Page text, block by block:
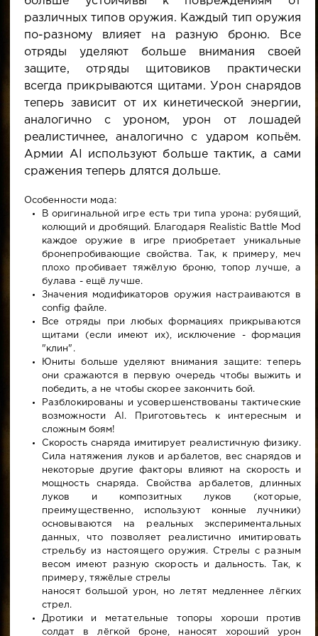
различных типов оружия. Каждый тип оружия
по-разному влияет на разную броню. Все
отряды уделяют больше внимания своей
защите, отряды щитовиков практически
всегда прикрываются щитами. Урон снарядов
теперь зависит от их кинетической энергии,
аналогично с уроном, урон от лошадей
реалистичнее, аналогично с ударом копьём.
Армии AI используют больше тактик, а сами
сражения теперь длятся дольше.
Особенности мода:
В оригинальной игре есть три типа урона: рубящий,
колющий и дробящий. Благодаря Realistic Battle Mod
каждое оружие в игре приобретает уникальные
бронепробивающие свойства. Так, к примеру, меч
плохо пробивает тяжёлую броню, топор лучше, а
булава - ещё лучше.
Значения модификаторов оружия настраиваются в
config файле.
Все отряды при любых формациях прикрываются
щитами (если имеют их), исключение - формация
"клин".
Юниты больше уделяют внимания защите: теперь
они сражаются в первую очередь чтобы выжить и
победить, а не чтобы скорее закончить бой.
Разблокированы и усовершенствованы тактические
возможности AI. Приготовьтесь к интересным и
сложным боям!
Скорость снаряда имитирует реалистичную физику.
Сила натяжения луков и арбалетов, вес снарядов и
некоторые другие факторы влияют на скорость и
мощность снаряда. Свойства арбалетов, длинных
луков и композитных луков (которые,
преимущественно, используют конные лучники)
основываются на реальных экспериментальных
данных, что позволяет реалистично имитировать
стрельбу из настоящего оружия. Стрелы с разным
весом имеют разную скорость и дальность. Так, к
примеру, тяжёлые стрелы
наносят большой урон, но летят медленнее лёгких
стрел.
Дротики и метательные топоры хороши против
солдат в лёгкой броне, наносят хороший урон